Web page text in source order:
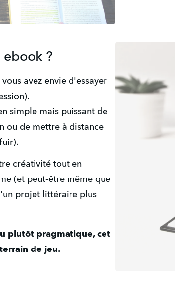
ebook ?
avez envie d'essayer
simple mais puissant de
ou de mettre à distance
créativité tout en
(et peut-être même que
projet littéraire plus
plutôt pragmatique, cet
de jeu.